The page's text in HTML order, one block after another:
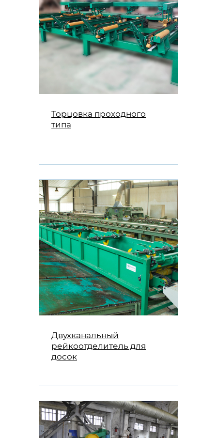
Торцовка проходного
типа
Двухканальный
рейкоотделитель для
досок